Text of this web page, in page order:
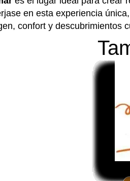
en esta experiencia
confort y descubrimientos